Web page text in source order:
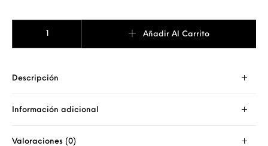
Añadir Al Carrito
Descripción
Información adicional
Valoraciones (0)